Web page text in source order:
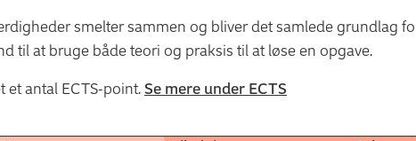
smelter sammen og bliver det samlede grundlag
til at bruge både teori og praksis til at løse en opgave.
antal ECTS-point.Se mere under ECTS